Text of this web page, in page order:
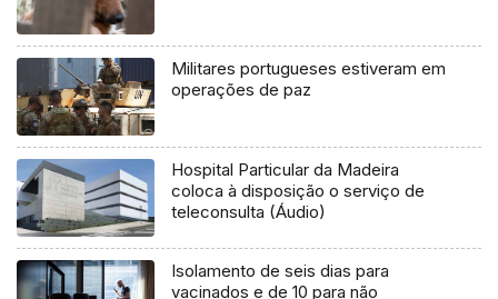
Militares portugueses estiveram em
operações de paz
Hospital Particular da Madeira
coloca à disposição o serviço de
teleconsulta (Áudio)
Isolamento de seis dias para
vacinados e de 10 para não